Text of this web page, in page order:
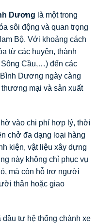
Dương là một trong
sôi động và quan trọng
Bộ. Với khoảng cách
từ các huyện, thành
Sông Cầu,…) đến các
Dương ngày càng
mại và sản xuất
vào chi phí hợp lý, thời
chở đa dạng loại hàng
kiện, vật liệu xây dựng
này không chỉ phục vụ
mà còn hỗ trợ người
thân hoặc giao
đầu tư hệ thống chành xe